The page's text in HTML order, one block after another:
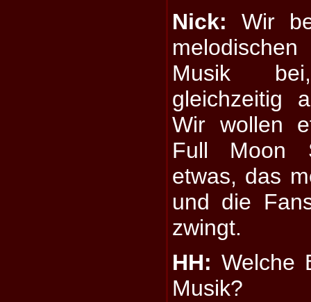
Nick: Wir
Musik
gleichzeitig
Wir wollen
Full Moon
etwas, das
und die
zwingt.
HH: Welche
Musik?